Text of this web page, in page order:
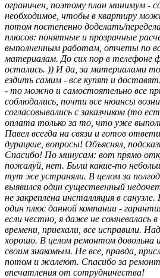
ограничен, поэтому план минимум -
необходимое, чтобы в квартиру
потом постепенно доделать/
плюсов: понятные и прозрачные
выполненным работам, отчеты по
материалам. До сих пор в телефоне
остались. )) И да, за материалами
ездить самим - все купят и
- то можно и самостоятельно все
соблюдались, почти все нюансы
согласовывались с заказчиком (то
оплата только за то, что уже
Павел всегда на связи и готов
дурацкие, вопросы! Объяснял,
Спасибо! По минусам: вот прямо
пожалуй, нет. Были какие-то
тут же устраняли. В целом за
выявился один существенный
не закреплена инсталляция в
один плюс данной компании -
если честно, я даже не сомневалась
времени, приехали, все исправили.
хорошо. В целом ремонтом довольна
своим знакомым. Не все, правда,
потом и жалеют. Спасибо за
впечатления от сотрудничества!